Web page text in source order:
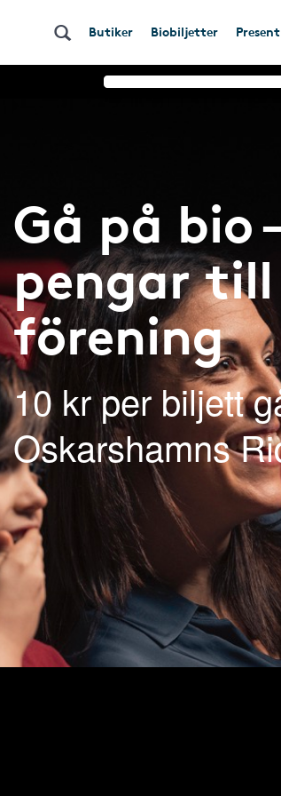
Butiker Biobiljetter
Gå på bio
pengar
förening
10 kr per biljett
Oskarshamns